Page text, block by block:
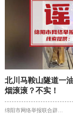
北川马鞍山隧道一
烟滚滚？不实！